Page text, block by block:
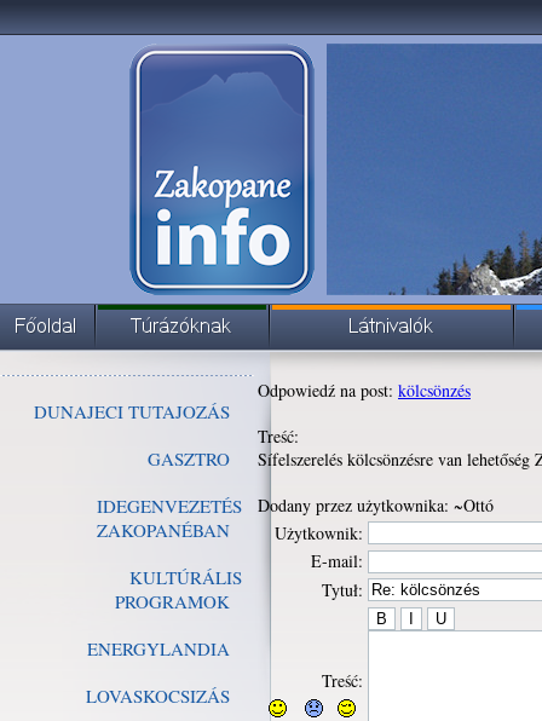
DUNAJECI TUTAJOZÁS
GASZTRO
IDEGENVEZETÉS
ZAKOPANÉBAN
KULTÚRÁLIS
PROGRAMOK
ENERGYLANDIA
LOVASKOCSIZÁS
Odpowiedź na post: kölcsönzés
Treść:
Sífelszerelés kölcsönzésre van lehetőség
Dodany przez użytkownika: ~Ottó
Użytkownik:
E-mail:
Tytuł:
Treść: